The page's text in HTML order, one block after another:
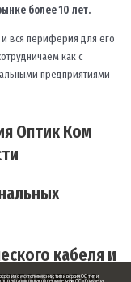
более 10 лет.
вся периферия для его
как с
предприятиями
Оптик Ком
кабеля и
по
о местоположении; тип и версия ОС; тип и